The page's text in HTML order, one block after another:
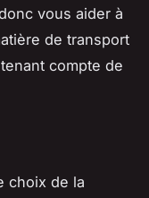
vous aider à
de transport
compte de
choix de la